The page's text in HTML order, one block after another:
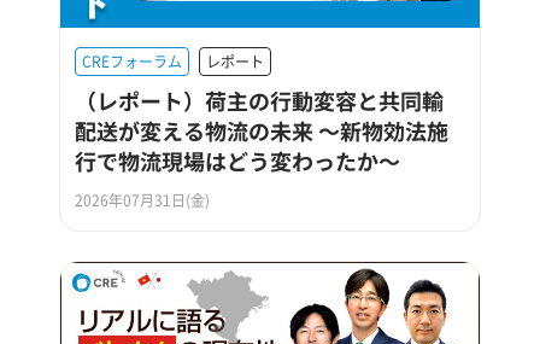
CREフォーラム レポート
（レポート）荷主の行動変容と共同輸
配送が変える物流の未来 ～新物効法施
行で物流現場はどう変わったか～
2026年07月31日(金)